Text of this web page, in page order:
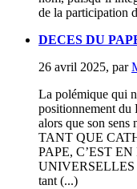
de la participation
DECES DU
26 avril 2025, par
La polémique qui
positionnement du
alors que son sens
TANT QUE
PAPE, C’EST
UNIVERSELLES
tant (...)